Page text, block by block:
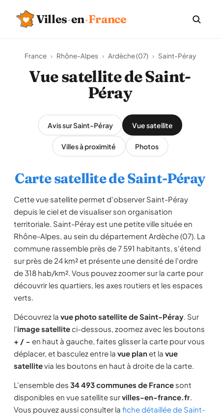
Villes·en·France
France › Rhône-Alpes › Ardèche (07) › Saint-Péray
Vue satellite de Saint-
Péray
Avis sur Saint-Péray Vue satellite
Villes à proximité Photos
Carte satellite de Saint-Péray
Cette vue satellite permet d'observer Saint-Péray
depuis le ciel et de visualiser son organisation
territoriale. Saint-Péray est une petite ville située en
Rhône-Alpes, au sein du département Ardèche (07). La
commune rassemble près de 7 591 habitants, s'étend
sur près de 24 km² et présente une densité de l'ordre
de 318 hab/km². Vous pouvez zoomer sur la carte pour
découvrir les quartiers, les axes routiers et les espaces
verts.
Découvrez la vue photo satellite de Saint-Péray. Sur
l'image satelliteci-dessous, zoomez avec les boutons
+ / − en haut à gauche, faites glisser la carte pour vous
déplacer, et basculez entre la vue planet la vue
satellitevia les boutons en haut à droite de la carte.
L'ensemble des 34 493 communes de France sont
disponibles en vue satellite survilles-en-france.fr.
Vous pouvez aussi consulter la fiche détaillée de Saint-